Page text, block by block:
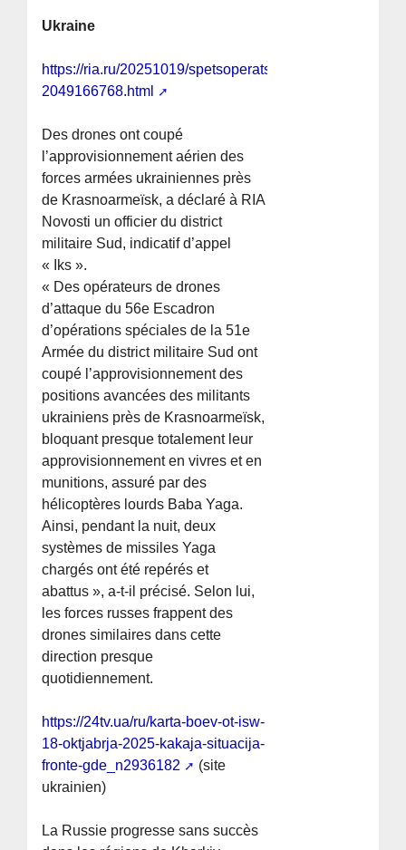
Ukraine
https://ria.ru/20251019/spetsoperatsiya-
2049166768.html
Des drones ont coupé
l’approvisionnement aérien des
forces armées ukrainiennes près
de Krasnoarmeïsk, a déclaré à RIA
Novosti un officier du district
militaire Sud, indicatif d’appel
« Iks ».
« Des opérateurs de drones
d’attaque du 56e Escadron
d’opérations spéciales de la 51e
Armée du district militaire Sud ont
coupé l’approvisionnement des
positions avancées des militants
ukrainiens près de Krasnoarmeïsk,
bloquant presque totalement leur
approvisionnement en vivres et en
munitions, assuré par des
hélicoptères lourds Baba Yaga.
Ainsi, pendant la nuit, deux
systèmes de missiles Yaga
chargés ont été repérés et
abattus », a-t-il précisé. Selon lui,
les forces russes frappent des
drones similaires dans cette
direction presque
quotidiennement.
https://24tv.ua/ru/karta-boev-ot-isw-
18-oktjabrja-2025-kakaja-situacija-
fronte-gde_n2936182
(site
ukrainien)
La Russie progresse sans succès